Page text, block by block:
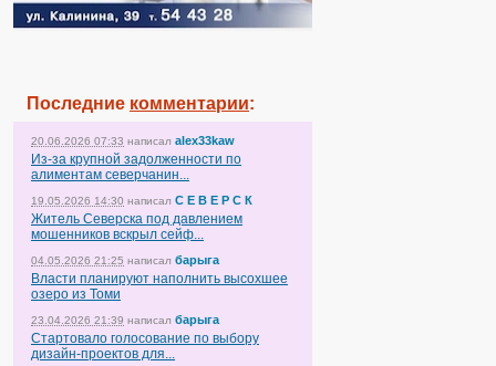
Последние комментарии:
20.06.2026 07:33 написал alex33kaw
Из-за крупной задолженности по
алиментам северчанин...
19.05.2026 14:30 написал С Е В Е Р С К
Житель Северска под давлением
мошенников вскрыл сейф...
04.05.2026 21:25 написал барыга
Власти планируют наполнить высохшее
озеро из Томи
23.04.2026 21:39 написал барыга
Стартовало голосование по выбору
дизайн-проектов для...